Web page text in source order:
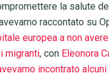
la salute
raccontato su
europea a non
migranti, con Eleonora
incontrato